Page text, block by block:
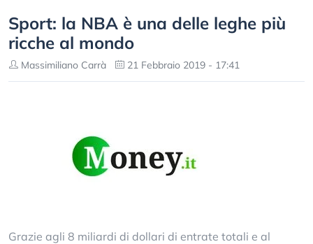
Sport: la NBA è una delle leghe più
ricche al mondo
Massimiliano Carrà 21 Febbraio 2019 - 17:41
Grazie agli 8 miliardi di dollari di entrate totali e al